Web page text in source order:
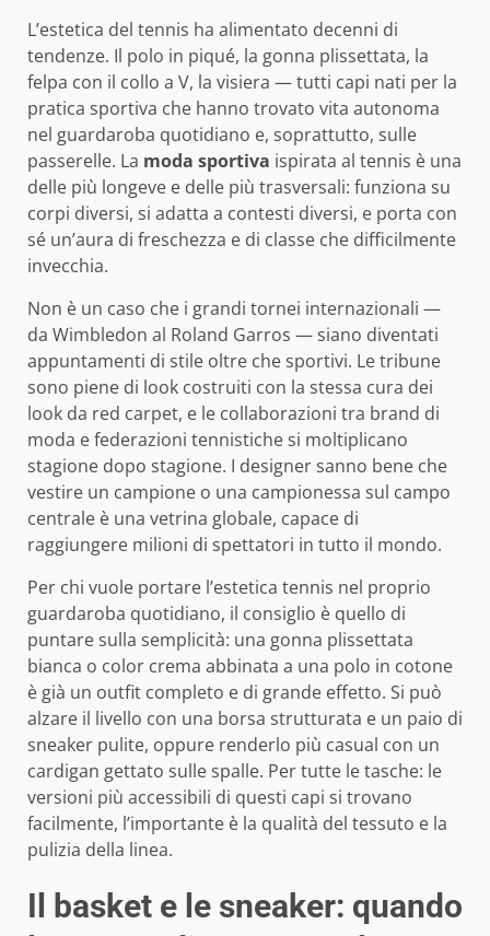
L’estetica del tennis ha alimentato decenni di
tendenze. Il polo in piqué, la gonna plissettata, la
felpa con il collo a V, la visiera — tutti capi nati per la
pratica sportiva che hanno trovato vita autonoma
nel guardaroba quotidiano e, soprattutto, sulle
passerelle. La moda sportiva ispirata al tennis è una
delle più longeve e delle più trasversali: funziona su
corpi diversi, si adatta a contesti diversi, e porta con
sé un’aura di freschezza e di classe che difficilmente
invecchia.
Non è un caso che i grandi tornei internazionali —
da Wimbledon al Roland Garros — siano diventati
appuntamenti di stile oltre che sportivi. Le tribune
sono piene di look costruiti con la stessa cura dei
look da red carpet, e le collaborazioni tra brand di
moda e federazioni tennistiche si moltiplicano
stagione dopo stagione. I designer sanno bene che
vestire un campione o una campionessa sul campo
centrale è una vetrina globale, capace di
raggiungere milioni di spettatori in tutto il mondo.
Per chi vuole portare l’estetica tennis nel proprio
guardaroba quotidiano, il consiglio è quello di
puntare sulla semplicità: una gonna plissettata
bianca o color crema abbinata a una polo in cotone
è già un outfit completo e di grande effetto. Si può
alzare il livello con una borsa strutturata e un paio di
sneaker pulite, oppure renderlo più casual con un
cardigan gettato sulle spalle. Per tutte le tasche: le
versioni più accessibili di questi capi si trovano
facilmente, l’importante è la qualità del tessuto e la
pulizia della linea.
Il basket e le sneaker: quando